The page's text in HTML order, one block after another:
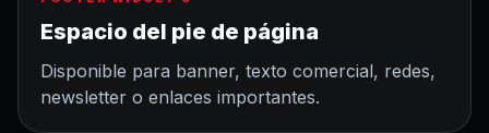
Espacio del pie de página
Disponible para banner, texto comercial, redes,
newsletter o enlaces importantes.